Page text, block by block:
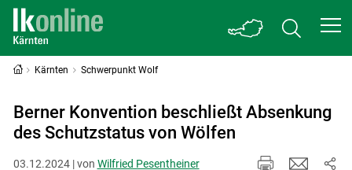
Kärnten Schwerpunkt Wolf
Berner Konvention beschließt Absenkung
des Schutzstatus von Wölfen
03.12.2024 | von Wilfried Pesentheiner